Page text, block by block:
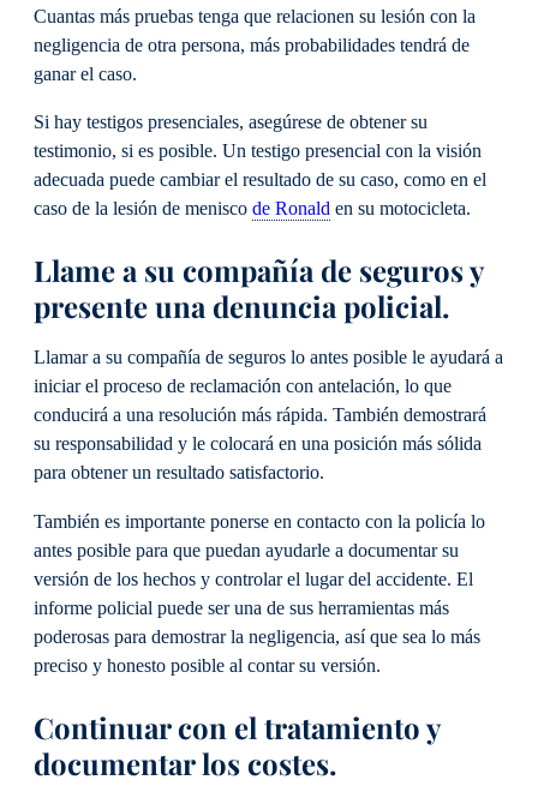
Cuantas más pruebas tenga que relacionen su lesión con la
negligencia de otra persona, más probabilidades tendrá de
ganar el caso.
Si hay testigos presenciales, asegúrese de obtener su
testimonio, si es posible. Un testigo presencial con la visión
adecuada puede cambiar el resultado de su caso, como en el
caso de la lesión de menisco de Ronald en su motocicleta.
Llame a su compañía de seguros y
presente una denuncia policial.
Llamar a su compañía de seguros lo antes posible le ayudará a
iniciar el proceso de reclamación con antelación, lo que
conducirá a una resolución más rápida. También demostrará
su responsabilidad y le colocará en una posición más sólida
para obtener un resultado satisfactorio.
También es importante ponerse en contacto con la policía lo
antes posible para que puedan ayudarle a documentar su
versión de los hechos y controlar el lugar del accidente. El
informe policial puede ser una de sus herramientas más
poderosas para demostrar la negligencia, así que sea lo más
preciso y honesto posible al contar su versión.
Continuar con el tratamiento y
documentar los costes.